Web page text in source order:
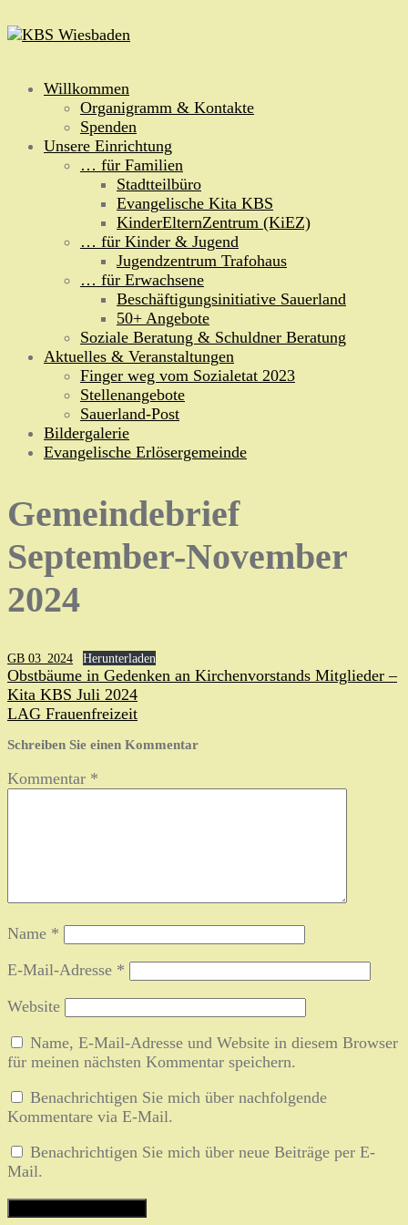
Inhalt
Willkommen
Organigramm & Kontakte
Spenden
Unsere Einrichtung
… für Familien
Stadtteilbüro
Evangelische Kita KBS
KinderElternZentrum (KiEZ)
… für Kinder & Jugend
Jugendzentrum Trafohaus
… für Erwachsene
Beschäftigungsinitiative Sauerland
50+ Angebote
Soziale Beratung & Schuldner Beratung
Aktuelles & Veranstaltungen
Finger weg vom Sozialetat 2023
Stellenangebote
Sauerland-Post
Bildergalerie
Evangelische Erlösergemeinde
Gemeindebrief
September-November
2024
GB 03_2024
Herunterladen
Beitragsnavigation
Obstbäume in Gedenken an Kirchenvorstands Mitglieder –
Kita KBS Juli 2024
LAG Frauenfreizeit
Schreiben Sie einen Kommentar
Kommentar *
Name *
E-Mail-Adresse *
Website
Name, E-Mail-Adresse und Website in diesem Browser
für meinen nächsten Kommentar speichern.
Benachrichtigen Sie mich über nachfolgende
Kommentare via E-Mail.
Benachrichtigen Sie mich über neue Beiträge per E-
Mail.